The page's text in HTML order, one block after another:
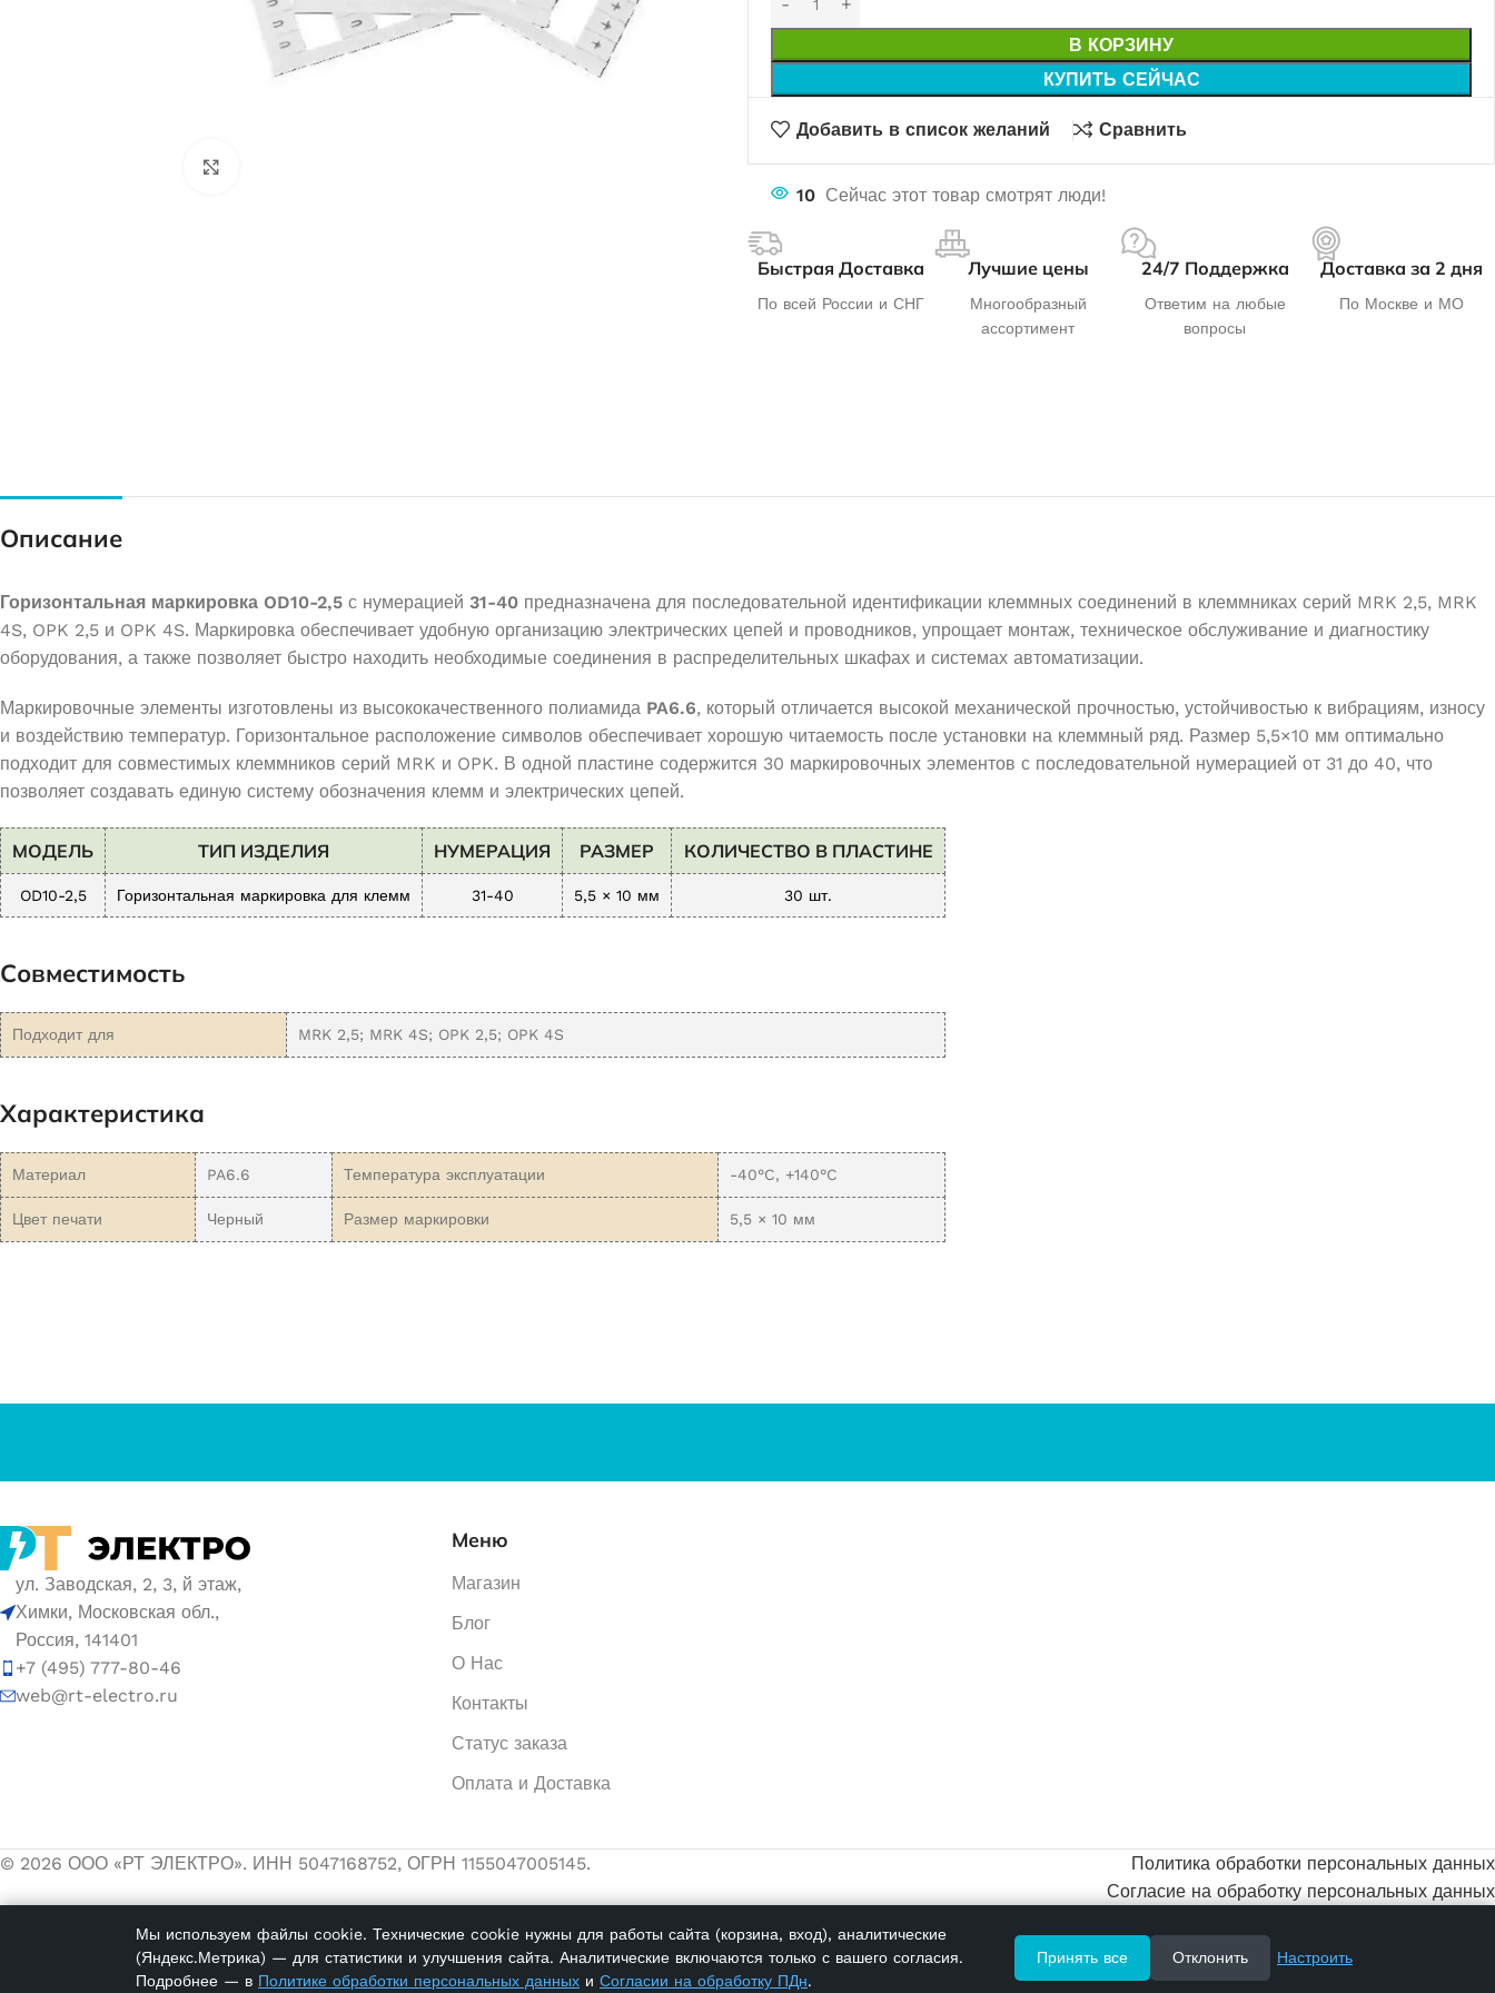
В КОРЗИНУ
КУПИТЬ СЕЙЧАС
Добавить в список желаний Сравнить
10 Сейчас этот товар смотрят люди!
Быстрая Доставка
По всей России и СНГ
Лучшие цены
Многообразный
ассортимент
24/7 Поддержка
Ответим на любые
вопросы
Доставка за 2 дня
По Москве и МО
Описание
Горизонтальная маркировка OD10-2,5 с нумерацией 31-40 предназначена для последовательной идентификации клеммных соединений в клеммниках серий MRK 2,5, MRK
4S, OPK 2,5 и OPK 4S. Маркировка обеспечивает удобную организацию электрических цепей и проводников, упрощает монтаж, техническое обслуживание и диагностику
оборудования, а также позволяет быстро находить необходимые соединения в распределительных шкафах и системах автоматизации.
Маркировочные элементы изготовлены из высококачественного полиамида PA6.6, который отличается высокой механической прочностью, устойчивостью к вибрациям, износу
и воздействию температур. Горизонтальное расположение символов обеспечивает хорошую читаемость после установки на клеммный ряд. Размер 5,5×10 мм оптимально
подходит для совместимых клеммников серий MRK и OPK. В одной пластине содержится 30 маркировочных элементов с последовательной нумерацией от 31 до 40, что
позволяет создавать единую систему обозначения клемм и электрических цепей.
МОДЕЛЬ ТИП ИЗДЕЛИЯ НУМЕРАЦИЯ РАЗМЕР КОЛИЧЕСТВО В ПЛАСТИНЕ
OD10-2,5 Горизонтальная маркировка для клемм 31-40 5,5 × 10 мм 30 шт.
Совместимость
Подходит для MRK 2,5; MRK 4S; OPK 2,5; OPK 4S
Характеристика
Материал PA6.6 Температура эксплуатации -40°C, +140°C
Цвет печати Черный Размер маркировки 5,5 × 10 мм
ул. Заводская, 2, 3, й этаж,
Химки, Московская обл.,
Россия, 141401
+7 (495) 777-80-46
web@rt-electro.ru
Меню
Магазин
Блог
О Нас
Контакты
Статус заказа
Оплата и Доставка
© 2026 ООО «РТ ЭЛЕКТРО». ИНН 5047168752, ОГРН 1155047005145.
Политика обработки персональных данных
Согласие на обработку персональных данных
Мы используем файлы cookie. Технические cookie нужны для работы сайта (корзина, вход), аналитические
(Яндекс.Метрика) — для статистики и улучшения сайта. Аналитические включаются только с вашего согласия.
Подробнее — в Политике обработки персональных данных и Согласии на обработку ПДн.
Принять все Отклонить Настроить